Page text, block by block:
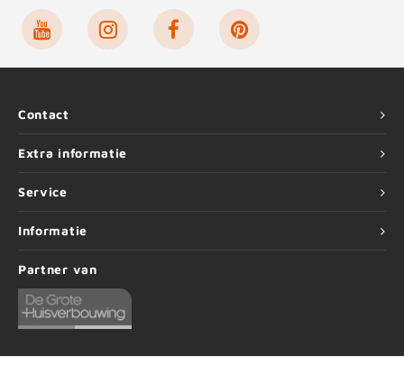
Contact
Extra informatie
Service
Informatie
Partner van